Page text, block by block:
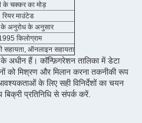
के चक्कर का मोड़
रियर माउंटेड
के अनुरोध के अनुसार
किलोग्राम
सहायता, ऑनलाइन सहायता
के अधीन हैं। कॉन्फ़िगरेशन तालिका में डेटा
को मिश्रण और मिलान करना तकनीकी रूप
के लिए सही विनिर्देशों का चयन
प्रतिनिधि से संपर्क करें.